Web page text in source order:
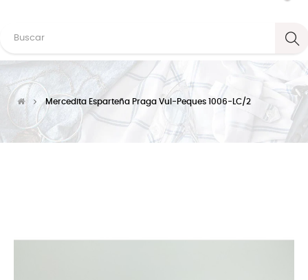
Mercedita Esparteña Praga Vul-Peques 1006-LC/2